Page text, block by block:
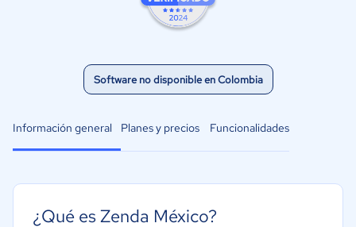
Software no disponible en Colombia
Información general Planes y precios Funcionalidades
¿Qué es Zenda México?